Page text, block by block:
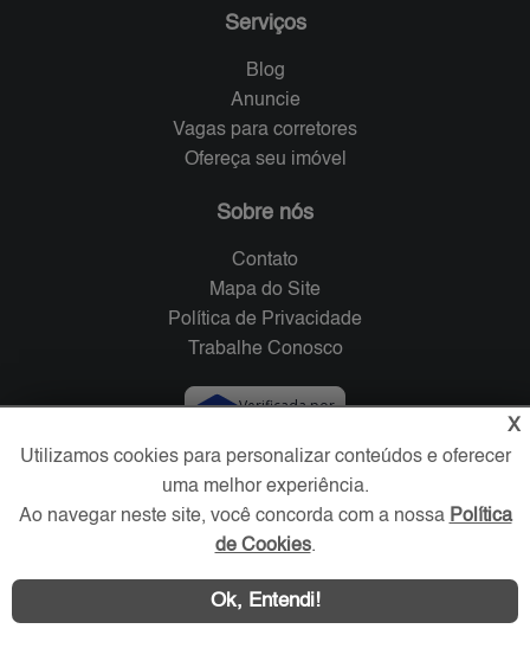
Serviços
Blog
Anuncie
Vagas para corretores
Ofereça seu imóvel
Sobre nós
Contato
Mapa do Site
Política de Privacidade
Trabalhe Conosco
Verificada por
Redes Sociais
X
Utilizamos cookies para personalizar conteúdos e oferecer
uma melhor experiência.
Ao navegar neste site, você concorda com a nossa Política
de Cookies.
Ok, Entendi!